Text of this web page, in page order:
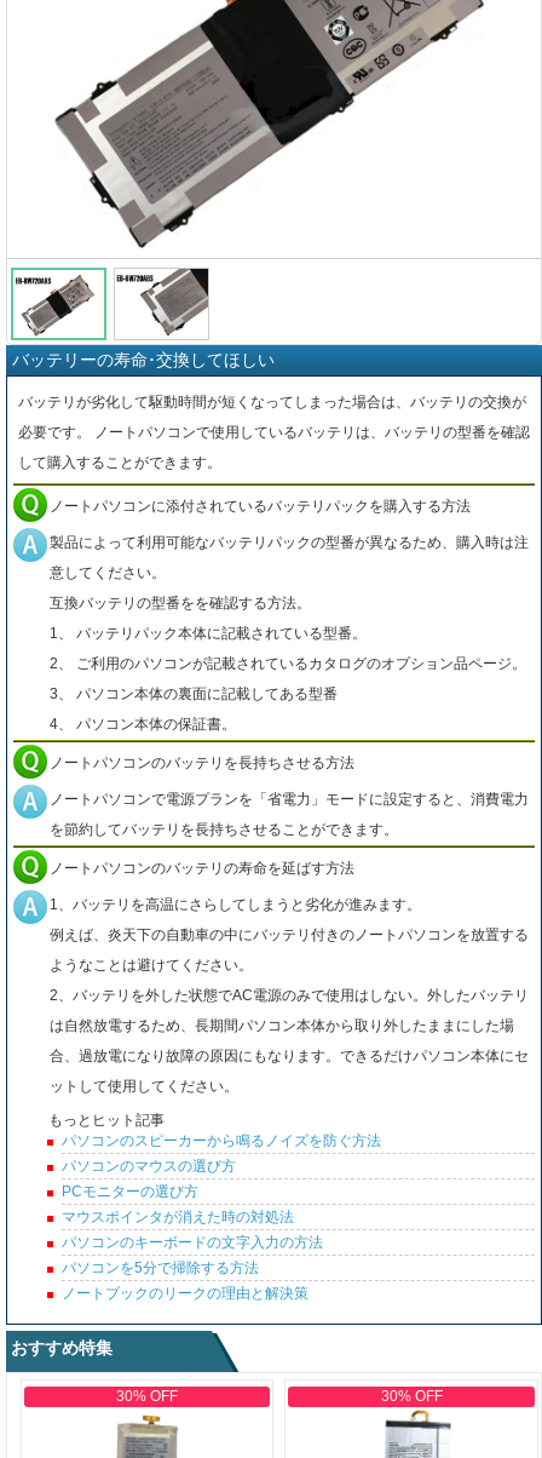
バッテリーの寿命･交換してほしい
バッテリが劣化して駆動時間が短くなってしまった場合は、バッテリの交換が
必要です。 ノートパソコンで使用しているバッテリは、バッテリの型番を確認
して購入することができます。
ノートパソコンに添付されているバッテリパックを購入する方法
製品によって利用可能なバッテリパックの型番が異なるため、購入時は注
意してください。
互換バッテリの型番をを確認する方法。
1、 バッテリパック本体に記載されている型番。
2、 ご利用のパソコンが記載されているカタログのオプション品ページ。
3、 パソコン本体の裏面に記載してある型番
4、 パソコン本体の保証書。
ノートパソコンのバッテリを長持ちさせる方法
ノートパソコンで電源プランを「省電力」モードに設定すると、消費電力
を節約してバッテリを長持ちさせることができます。
ノートパソコンのバッテリの寿命を延ばす方法
1、バッテリを高温にさらしてしまうと劣化が進みます。
例えば、炎天下の自動車の中にバッテリ付きのノートパソコンを放置する
ようなことは避けてください。
2、バッテリを外した状態でAC電源のみで使用はしない。外したバッテリ
は自然放電するため、長期間パソコン本体から取り外したままにした場
合、過放電になり故障の原因にもなります。できるだけパソコン本体にセ
ットして使用してください。
もっとヒット記事
パソコンのスピーカーから鳴るノイズを防ぐ方法
パソコンのマウスの選び方
PCモニターの選び方
マウスポインタが消えた時の対処法
パソコンのキーボードの文字入力の方法
パソコンを5分で掃除する方法
ノートブックのリークの理由と解決策
おすすめ特集
30% OFF 30% OFF